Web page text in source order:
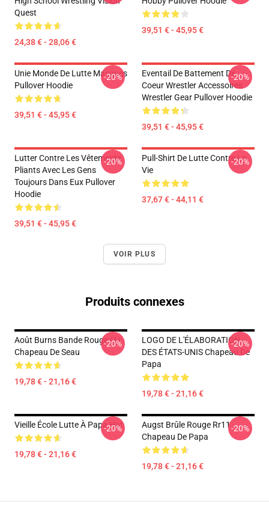
Quest
24,38 € - 28,06 €
39,51 € - 45,95 €
Unie Monde De Lutte Masques
Pullover Hoodie
39,51 € - 45,95 €
-20%
Eventail De Battement De
Coeur Wrestler Accessoires
Wrestler Gear Pullover Hoodie
39,51 € - 45,95 €
-20%
Lutter Contre Les Vêtements
Pliants Avec Les Gens
Toujours Dans Eux Pullover
Hoodie
39,51 € - 45,95 €
-20%
Pull-Shirt De Lutte Contre La
Vie
37,67 € - 44,11 €
-20%
VOIR PLUS
Produits connexes
Août Burns Bande Rouge (1)
Chapeau De Seau
19,78 € - 21,16 €
-20%
LOGO DE L'ÉLABORATION
DES ÉTATS-UNIS Chapeau De
Papa
19,78 € - 21,16 €
-20%
Vieille École Lutte À Papa Hat
19,78 € - 21,16 €
-20%
Augst Brûle Rouge Rr11
Chapeau De Papa
19,78 € - 21,16 €
-20%